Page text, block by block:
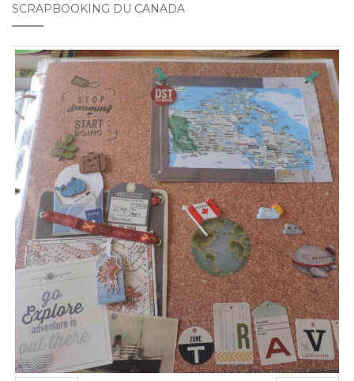
SCRAPBOOKING DU CANADA